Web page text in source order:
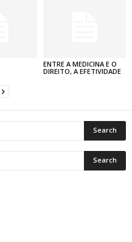
ENTRE A MEDICINA E O
DIREITO, A EFETIVIDADE